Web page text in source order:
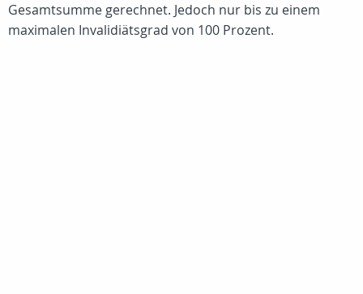
Gesamtsumme gerechnet. Jedoch nur bis zu einem
maximalen Invalidiätsgrad von 100 Prozent.